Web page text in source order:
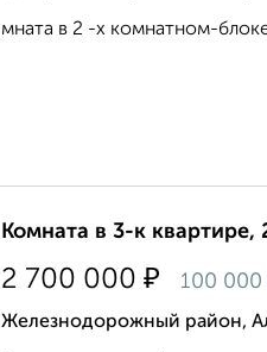
мната в 2 -х комнатном-
Комната в 3-к квартире,
2 700 000 ₽ 100 000
Железнодорожный район,